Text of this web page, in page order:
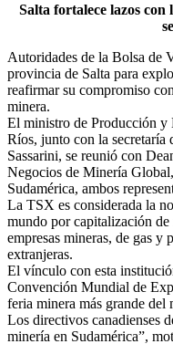
Salta fortalece lazos con
Autoridades de la Bolsa de
provincia de Salta para
reafirmar su compromiso
minera.
El ministro de Producción y
Ríos, junto con la
Sassarini, se reunió con
Negocios de Minería
Sudamérica, ambos
La TSX es considerada la
mundo por capitalización de
empresas mineras, de gas y
extranjeras.
El vínculo con esta
Convención Mundial de
feria minera más grande del
Los directivos canadienses
minería en Sudamérica”,